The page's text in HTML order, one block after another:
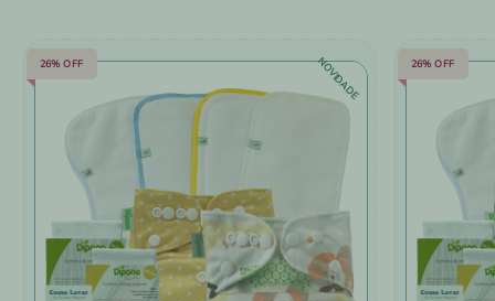
26% OFF NOVIDADE 26% OFF